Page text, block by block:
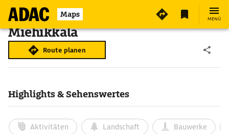
Maps MENÜ
Miehikkälä
Route planen
Highlights & Sehenswertes
Aktivitäten Landschaft Bauwerke